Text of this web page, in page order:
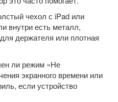
чехол с iPad или
внутри есть металл,
держателя или плотная
ли режим «Не
экранного времени или
если устройство